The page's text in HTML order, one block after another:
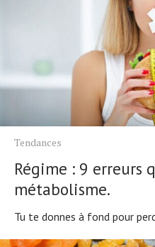
Tendances
Régime : 9 erreurs
métabolisme.
Tu te donnes à fond pour